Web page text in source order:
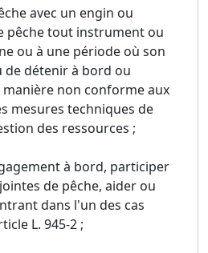
avec un engin ou
pêche tout instrument ou
ou à une période où son
détenir à bord ou
non conforme aux
mesures techniques de
des ressources ;
à bord, participer
de pêche, aider ou
dans l'un des cas
L. 945-2 ;